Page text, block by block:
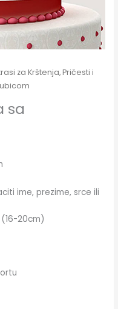
za Krštenja, Pričesti i
sa
ime, prezime, srce ili
20cm)